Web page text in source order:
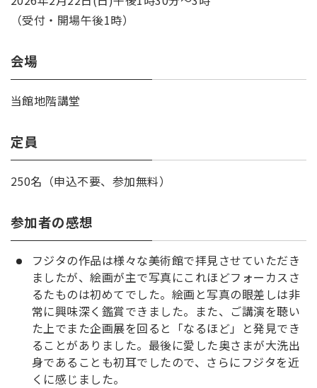
（受付・開場午後1時）
会場
当館地階講堂
定員
250名（申込不要、参加無料）
参加者の感想
フジタの作品は様々な美術館で拝見させていただき
ましたが、絵画が主で写真にこれほどフォーカスさ
るたものは初めてでした。絵画と写真の眼差しは非
常に興味深く鑑賞できました。また、ご講演を聴い
た上でまた企画展を回ると「なるほど」と発見でき
ることがありました。最後に愛した奥さまが大洗出
身であることも初耳でしたので、さらにフジタを近
くに感じました。